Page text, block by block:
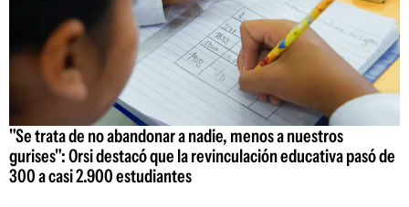
"Se trata de no abandonar a nadie, menos a nuestros
gurises": Orsi destacó que la revinculación educativa pasó de
300 a casi 2.900 estudiantes